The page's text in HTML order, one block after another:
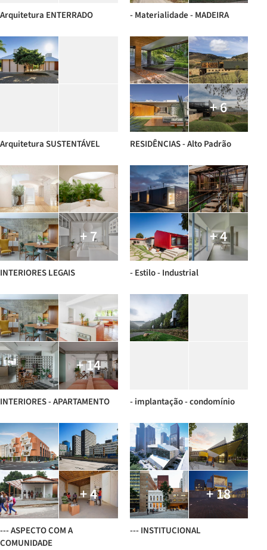
Arquitetura ENTERRADO - Materialidade - MADEIRA
Arquitetura SUSTENTÁVEL
+ 6
RESIDÊNCIAS - Alto Padrão
+ 7
INTERIORES LEGAIS
+ 4
- Estilo - Industrial
+ 14
INTERIORES - APARTAMENTO - implantação - condomínio
+ 4
--- ASPECTO COM A
COMUNIDADE
+ 18
--- INSTITUCIONAL